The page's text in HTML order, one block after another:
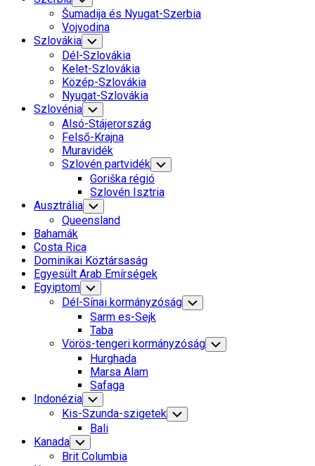
Child
Menu
Šumadija és Nyugat-Szerbia
Vojvodina
Szlovákia Toggle
Child
Menu
Dél-Szlovákia
Kelet-Szlovákia
Közép-Szlovákia
Nyugat-Szlovákia
Szlovénia Toggle
Child
Menu
Alsó-Stájerország
Felső-Krajna
Muravidék
Szlovén partvidék Toggle
Child
Menu
Goriška régió
Szlovén Isztria
Ausztrália Toggle
Child
Menu
Queensland
Bahamák
Costa Rica
Dominikai Köztársaság
Egyesült Arab Emírségek
Egyiptom Toggle
Child
Menu
Dél-Sínai kormányzóság Toggle
Child
Sarm es-Sejk
Taba
Vörös-tengeri kormányzóság Toggle
Child
Hurghada
Marsa Alam
Safaga
Indonézia Toggle
Child
Menu
Kis-Szunda-szigetek Toggle
Child
Bali
Kanada Toggle
Child
Menu
Brit Columbia